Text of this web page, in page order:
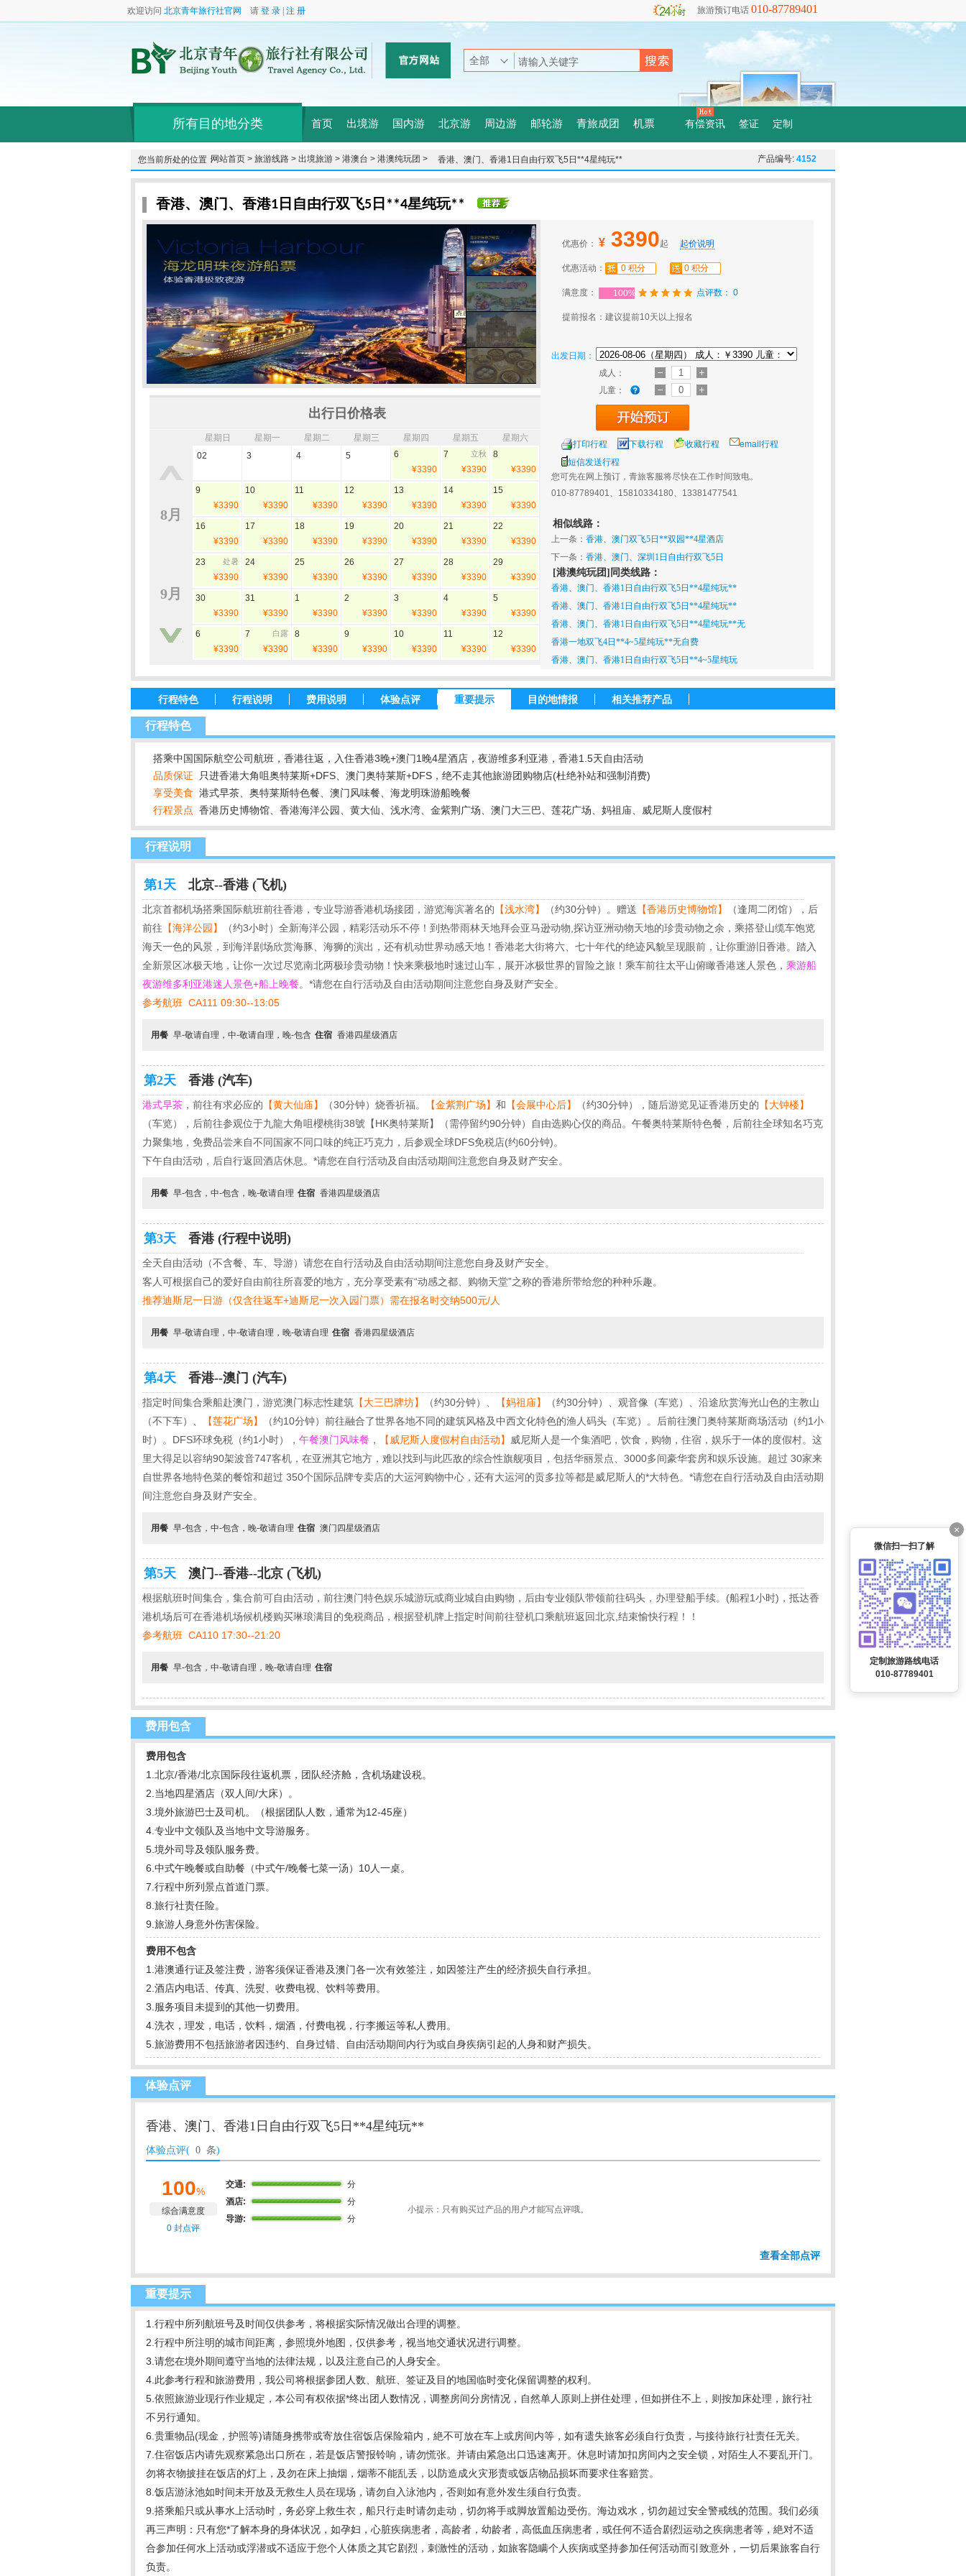
欢迎访问 北京青年旅行社官网 请 登 录 注 册 旅游预订电话 010-87789401
所有目的地分类 首页 出境游 国内游 北京游 周边游 邮轮游 青旅成团 机票 有偿资讯 签证 定制
您当前所处的位置：网站首页 > 旅游线路 > 出境旅游 > 港澳台 > 港澳纯玩团 > 香港、澳门、香港1日自由行双飞5日**4星纯玩** 产品编号: 4152
香港、澳门、香港1日自由行双飞5日**4星纯玩**
出行日价格表
8月
9月
星期日 星期一 星期二 星期三 星期四 星期五
星期六
02
3 4 5
6
¥3390
7 立秋
¥3390
8
¥3390
9
¥3390
10
¥3390
11
¥3390
12
¥3390
13
¥3390
14
¥3390
15
¥3390
16
¥3390
17
¥3390
18
¥3390
19
¥3390
20
¥3390
21
¥3390
22
¥3390
23 处暑
¥3390
24
¥3390
25
¥3390
26
¥3390
27
¥3390
28
¥3390
29
¥3390
30
¥3390
31
¥3390
1
¥3390
2
¥3390
3
¥3390
4
¥3390
5
¥3390
6
¥3390
7 白露
¥3390
8
¥3390
9
¥3390
10
¥3390
11
¥3390
12
¥3390
优惠价： ¥ 3390起 起价说明
优惠活动： 0 积分 0 积分
满意度： 100% 点评数： 0
提前报名：建议提前10天以上报名
出发日期：
成人：
儿童：
打印行程 下载行程 收藏行程
email行程
短信发送行程
您可先在网上预订，青旅客服将尽快在工作时间致电。
010-87789401、15810334180、13381477541
相似线路：
上一条： 香港、澳门双飞5日**双园**4星酒店
下一条： 香港、澳门、深圳1日自由行双飞5日
[港澳纯玩团]同类线路：
香港、澳门、香港1日自由行双飞5日**4星纯玩**
香港、澳门、香港1日自由行双飞5日**4星纯玩**
香港、澳门、香港1日自由行双飞5日**4星纯玩**无
香港一地双飞4日**4~5星纯玩**无自费
香港、澳门、香港1日自由行双飞5日**4~5星纯玩
行程特色 行程说明 费用说明 体验点评 重要提示 目的地情报 相关推荐产品
行程特色
搭乘中国国际航空公司航班，香港往返，入住香港3晚+澳门1晚4星酒店，夜游维多利亚港，香港1.5天自由活动
品质保证
只进香港大角咀奥特莱斯+DFS、澳门奥特莱斯+DFS，绝不走其他旅游团购物店(杜绝补站和强制消费)
享受美食 港式早茶、奥特莱斯特色餐、澳门风味餐、海龙明珠游船晚餐
行程景点 香港历史博物馆 、香港海洋公园 、黄大仙、浅水湾、金紫荆广场、澳门大三巴、莲花广场、妈祖庙、威尼斯人度假村
行程说明
第1天 北京--香港 (飞机)
北京首都机场搭乘国际航班前往香港，专业导游香港机场接团，游览海滨著名的 【浅水湾】 （约30分钟）。赠送 【香港历史博物馆】
（逢周二闭馆），后
前往 【海洋公园 】
（约3小时）全新海洋公园，精彩活动乐不停！到热带雨林天地拜会亚马逊动物,探访亚洲动物天地的珍贵动物之余，乘搭登山缆车饱览
海天一色的风景，到海洋剧场欣赏海豚、海狮的演出，还有机动世界动感天地！香港老大街将六、七十年代的绝迹风貌呈现眼前，让你重游旧香港。踏入
全新景区冰极天地，让你一次过尽览南北两极珍贵动物！快来乘极地时速过山车，展开冰极世界的冒险之旅！乘车前往太平山俯瞰香港迷人景色， 乘游船
夜游维多利亚港迷人景色+船上晚餐。*请您在自行活动及自由活动期间注意您自身及财产安全。
参考航班 CA111 09:30--13:05
用餐 早-敬请自理，中-敬请自理，晚-包含 住宿 香港四星级酒店
第2天 香港 (汽车)
港式早茶 ，前往有求必应的 【黄大仙庙】 （30分钟）烧香祈福。 【金紫荆广场】 和 【会展中心后】 （约30分钟） ，随后游览见证香港历史的 【大钟楼】
（车览），后前往参观位于九龍大角咀櫻桃街38號【HK奥特莱斯】（需停留约90分钟）自由选购心仪的商品。午餐奥特莱斯特色餐，后前往全球知名巧克
力聚集地，免费品尝来自不同国家不同口味的纯正巧克力，后参观全球DFS免税店(约60分钟)。
下午自由活动，后自行返回酒店休息。*请您在自行活动及自由活动期间注意您自身及财产安全。
用餐 早-包含，中-包含，晚-敬请自理 住宿 香港四星级酒店
第3天 香港 (行程中说明)
全天自由活动（不含餐、车、导游）请您在自行活动及自由活动期间注意您自身及财产安全。
客人可根据自己的爱好自由前往所喜爱的地方，充分享受素有“动感之都、购物天堂”之称的香港所带给您的种种乐趣。
推荐迪斯尼一日游（仅含往返车+迪斯尼一次入园门票）需在报名时交纳500元/人
用餐 早-敬请自理，中-敬请自理，晚-敬请自理 住宿 香港四星级酒店
第4天 香港--澳门 (汽车)
指定时间集合乘船赴澳门，游览澳门标志性建筑 【大三巴牌坊】 （约30分钟）、 【妈祖庙】
（约30分钟）、观音像（车览）、沿途欣赏海光山色的主教山
（不下车）、
【莲花广场】
（约10分钟）前往融合了世界各地不同的建筑风格及中西文化特色的渔人码头（车览）。后前往澳门奥特莱斯商场活动（约1小
时）。DFS环球免税（约1小时）， 午餐澳门风味餐 ， 【威尼斯人度假村自由活动】
威尼斯人是一个集酒吧，饮食，购物，住宿，娱乐于一体的度假村。这
里大得足以容纳90架波音747客机，在亚洲其它地方，难以找到与此匹敌的综合性旗舰项目，包括华丽景点、3000多间豪华套房和娱乐设施。超过 30家来
自世界各地特色菜的餐馆和超过 350个国际品牌专卖店的大运河购物中心，还有大运河的贡多拉等都是威尼斯人的*大特色。*请您在自行活动及自由活动期
间注意您自身及财产安全。
用餐 早-包含，中-包含，晚-敬请自理 住宿 澳门四星级酒店
第5天 澳门--香港--北京 (飞机)
根据航班时间集合，集合前可自由活动，前往澳门特色娱乐城游玩或商业城自由购物，后由专业领队带领前往码头，办理登船手续。(船程1小时)，抵达香
港机场后可在香港机场候机楼购买琳琅满目的免税商品，根据登机牌上指定时间前往登机口乘航班返回北京,结束愉快行程！！
参考航班 CA110 17:30--21:20
用餐 早-包含，中-敬请自理，晚-敬请自理 住宿
费用包含
费用包含
1.北京/香港/北京国际段往返机票，团队经济舱，含机场建设税。
2.当地四星酒店（双人间/大床）。
3.境外旅游巴士及司机。（根据团队人数，通常为12-45座）
4.专业中文领队及当地中文导游服务。
5.境外司导及领队服务费。
6.中式午晚餐或自助餐（中式午/晚餐七菜一汤）10人一桌。
7.行程中所列景点首道门票。
8.旅行社责任险。
9.旅游人身意外伤害保险。
费用不包含
1.港澳通行证及签注费，游客须保证香港及澳门各一次有效签注，如因签注产生的经济损失自行承担。
2.酒店内电话、传真、洗熨、收费电视、饮料等费用。
3.服务项目未提到的其他一切费用。
4.洗衣，理发，电话，饮料，烟酒，付费电视，行李搬运等私人费用。
5.旅游费用不包括旅游者因违约、自身过错、自由活动期间内行为或自身疾病引起的人身和财产损失。
体验点评
香港、澳门、香港1日自由行双飞5日**4星纯玩**
体验点评( 0 条)
100%
综合满意度
0 封点评
交通:
分
酒店:
分
导游:
分
小提示：只有购买过产品的用户才能写点评哦。
查看全部点评
重要提示
1.行程中所列航班号及时间仅供参考，将根据实际情况做出合理的调整。
2.行程中所注明的城市间距离，参照境外地图，仅供参考，视当地交通状况进行调整。
3.请您在境外期间遵守当地的法律法规，以及注意自己的人身安全。
4.此参考行程和旅游费用，我公司将根据参团人数、航班、签证及目的地国临时变化保留调整的权利。
5.依照旅游业现行作业规定，本公司有权依据*终出团人数情况，调整房间分房情况，自然单人原则上拼住处理，但如拼住不上，则按加床处理，旅行社
不另行通知。
6.贵重物品(现金，护照等)请随身携带或寄放住宿饭店保险箱内，絶不可放在车上或房间内等，如有遗失旅客必须自行负责，与接待旅行社责任无关。
7.住宿饭店内请先观察紧急出口所在，若是饭店警报铃响，请勿慌张。并请由紧急出口迅速离开。休息时请加扣房间内之安全锁，对陌生人不要乱开门。
勿将衣物披挂在饭店的灯上，及勿在床上抽烟，烟蒂不能乱丢，以防造成火灾形责或饭店物品损坏而要求住客赔赏。
8.饭店游泳池如时间未开放及无救生人员在现场，请勿自入泳池内，否则如有意外发生须自行负责。
9.搭乘船只或从事水上活动时，务必穿上救生衣，船只行走时请勿走动，切勿将手或脚放置船边受伤。海边戏水，切勿超过安全警戒线的范围。我们必须
再三声明：只有您*了解本身的身体状况，如孕妇，心脏疾病患者，高龄者，幼龄者，高低血压病患者，或任何不适合剧烈运动之疾病患者等，絶对不适
合参加任何水上活动或浮潜或不适应于您个人体质之其它剧烈，刺激性的活动，如旅客隐瞒个人疾病或坚持参加任何活动而引致意外，一切后果旅客自行
负责。
×
微信扫一扫了解
定制旅游路线电话
010-87789401